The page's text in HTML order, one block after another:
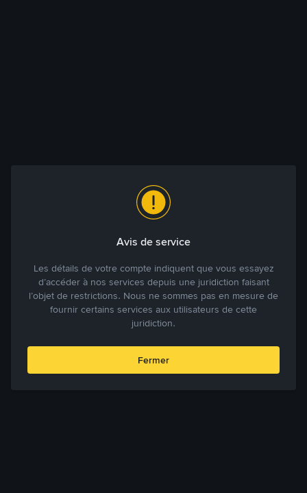
Avis de service
Les détails de votre compte indiquent que vous essayez
d’accéder à nos services depuis une juridiction faisant
l’objet de restrictions. Nous ne sommes pas en mesure de
fournir certains services aux utilisateurs de cette
juridiction.
Fermer